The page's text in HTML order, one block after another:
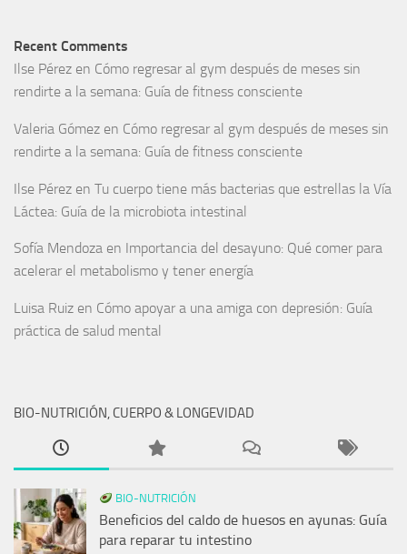
Recent Comments
Ilse Pérez en Cómo regresar al gym después de meses sin
rendirte a la semana: Guía de fitness consciente
Valeria Gómez en Cómo regresar al gym después de meses sin
rendirte a la semana: Guía de fitness consciente
Ilse Pérez en Tu cuerpo tiene más bacterias que estrellas la Vía
Láctea: Guía de la microbiota intestinal
Sofía Mendoza en Importancia del desayuno: Qué comer para
acelerar el metabolismo y tener energía
Luisa Ruiz en Cómo apoyar a una amiga con depresión: Guía
práctica de salud mental
BIO-NUTRICIÓN, CUERPO & LONGEVIDAD
BIO-NUTRICIÓN
Beneficios del caldo de huesos en ayunas: Guía
para reparar tu intestino